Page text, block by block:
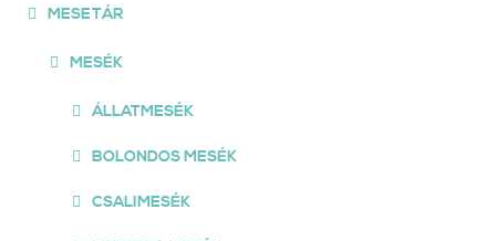
MESETÁR
MESÉK
ÁLLATMESÉK
BOLONDOS MESÉK
CSALIMESÉK